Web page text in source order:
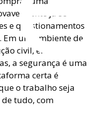
já se
e questionamentos
Em um ambiente de
civil, em
a segurança é uma
certa é
o trabalho seja
tudo, com